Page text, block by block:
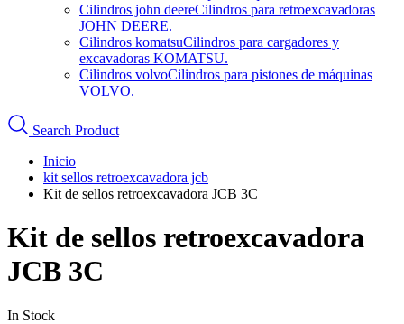
Cilindros john deereCilindros para retroexcavadoras
JOHN DEERE.
Cilindros komatsuCilindros para cargadores y
excavadoras KOMATSU.
Cilindros volvoCilindros para pistones de máquinas
VOLVO.
Search Product
Inicio
kit sellos retroexcavadora jcb
Kit de sellos retroexcavadora JCB 3C
Kit de sellos retroexcavadora
JCB 3C
In Stock